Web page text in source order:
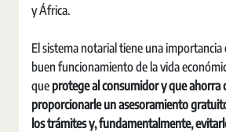
y África.
El sistema notarial tiene una importancia
buen funcionamiento de la vida
que protege al consumidor y que ahorra
proporcionarle un asesoramiento
los trámites y, fundamentalmente,